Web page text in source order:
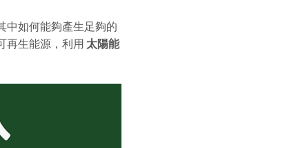
中如何能夠產生足夠的
再生能源，利用 太陽能